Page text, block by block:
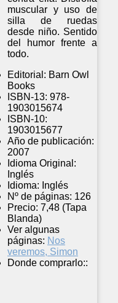
muscular y uso de
silla de ruedas
desde niño. Sentido
del humor frente a
todo.
Editorial: Barn Owl
Books
ISBN-13: 978-
1903015674
ISBN-10:
1903015677
Año de publicación:
2007
Idioma Original:
Inglés
Idioma: Inglés
Nº de páginas: 126
Precio: 7,48 (Tapa
Blanda)
Ver algunas
páginas: Nos
veremos, Simon
Donde comprarlo::